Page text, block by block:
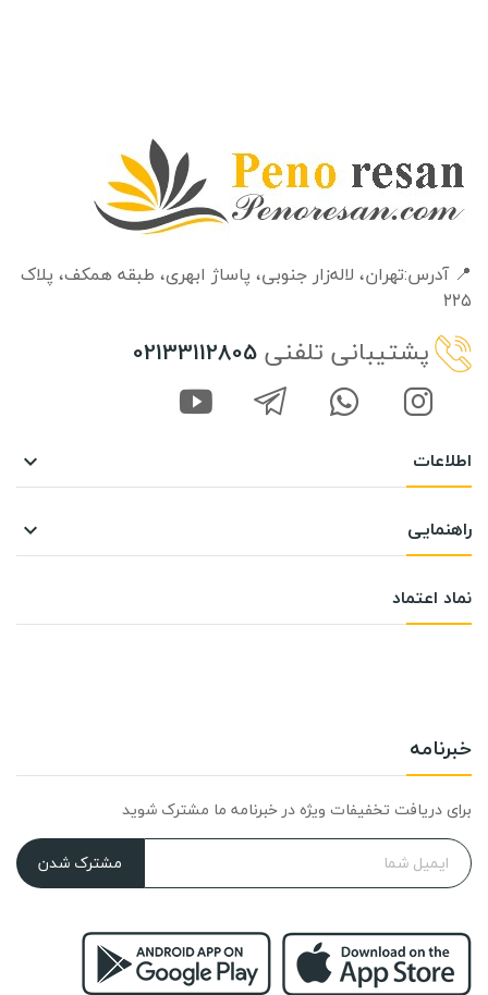
📍 آدرس:تهران، لاله‌زار جنوبی، پاساژ ابهری، طبقه‌ همکف، پلاک
۲۲۵
پشتیبانی تلفنی 02133112805
اطلاعات 
راهنمایی 
نماد اعتماد
خبرنامه
برای دریافت تخفیفات ویژه در خبرنامه ما مشترک شوید
مشترک شدن